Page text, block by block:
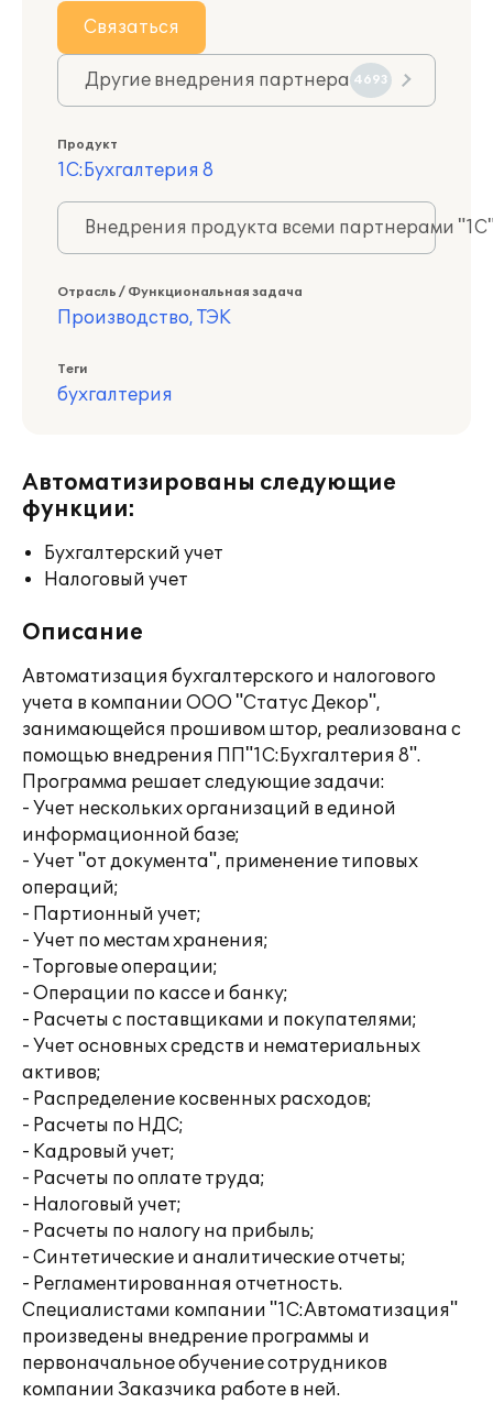
Связаться
Другие внедрения партнера 4693
Продукт
1С:Бухгалтерия 8
Внедрения продукта всеми партнерами
Отрасль / Функциональная задача
Производство, ТЭК
Теги
бухгалтерия
Автоматизированы следующие
функции:
Бухгалтерский учет
Налоговый учет
Описание
Автоматизация бухгалтерского и налогового
учета в компании ООО "Статус Декор",
занимающейся прошивом штор, реализована с
помощью внедрения ПП"1С:Бухгалтерия 8".
Программа решает следующие задачи:
- Учет нескольких организаций в единой
информационной базе;
- Учет "от документа", применение типовых
операций;
- Партионный учет;
- Учет по местам хранения;
- Торговые операции;
- Операции по кассе и банку;
- Расчеты с поставщиками и покупателями;
- Учет основных средств и нематериальных
активов;
- Распределение косвенных расходов;
- Расчеты по НДС;
- Кадровый учет;
- Расчеты по оплате труда;
- Налоговый учет;
- Расчеты по налогу на прибыль;
- Синтетические и аналитические отчеты;
- Регламентированная отчетность.
Специалистами компании "1С:Автоматизация"
произведены внедрение программы и
первоначальное обучение сотрудников
компании Заказчика работе в ней.